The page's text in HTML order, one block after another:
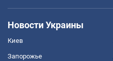
Новости Украины
Киев
Запорожье